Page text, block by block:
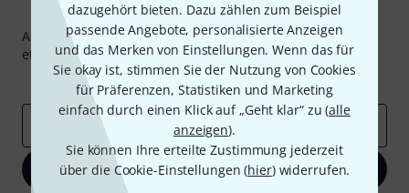
dazugehört bieten. Dazu zählen zum Beispiel
passende Angebote, personalisierte Anzeigen
und das Merken von Einstellungen. Wenn das für
Sie okay ist, stimmen Sie der Nutzung von Cookies
für Präferenzen, Statistiken und Marketing
einfach durch einen Klick auf „Geht klar“ zu (alle
anzeigen).
Sie können Ihre erteilte Zustimmung jederzeit
über die Cookie-Einstellungen (hier) widerrufen.
Thomann Newsletter
Abonniere den Thomann Newsletter und gewinne mit
etwas Glück einen von50 Gutscheinenüber jeweils50€
Inspirierende Beiträge
Deals Thomann Insights
E-Mail-Adresse
Jetzt anmelden